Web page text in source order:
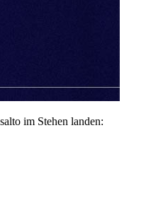
im Stehen landen: